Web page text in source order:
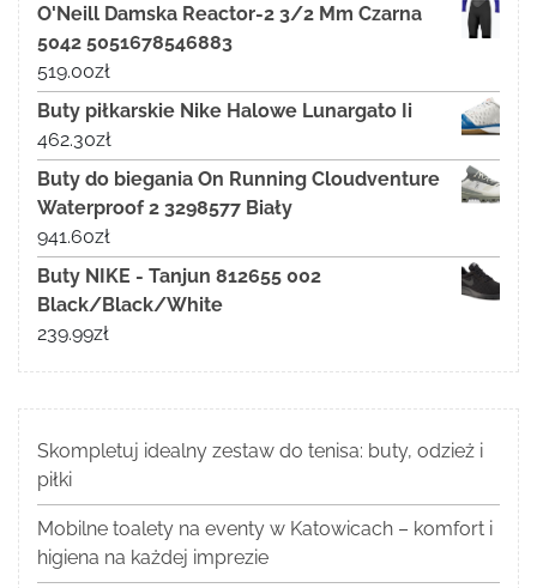
O'Neill Damska Reactor-2 3/2 Mm Czarna
5042 5051678546883
519.00zł
Buty piłkarskie Nike Halowe Lunargato Ii
462.30zł
Buty do biegania On Running Cloudventure
Waterproof 2 3298577 Biały
941.60zł
Buty NIKE - Tanjun 812655 002
Black/Black/White
239.99zł
Skompletuj idealny zestaw do tenisa: buty, odzież i
piłki
Mobilne toalety na eventy w Katowicach – komfort i
higiena na każdej imprezie